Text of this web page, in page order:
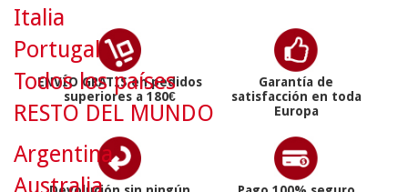
ENVÍO GRATIS en pedidos
superiores a 180€
Garantía de
satisfacción en toda
Europa
Italia
Portugal
Todos los países
RESTO DEL MUNDO
Argentina
Australia